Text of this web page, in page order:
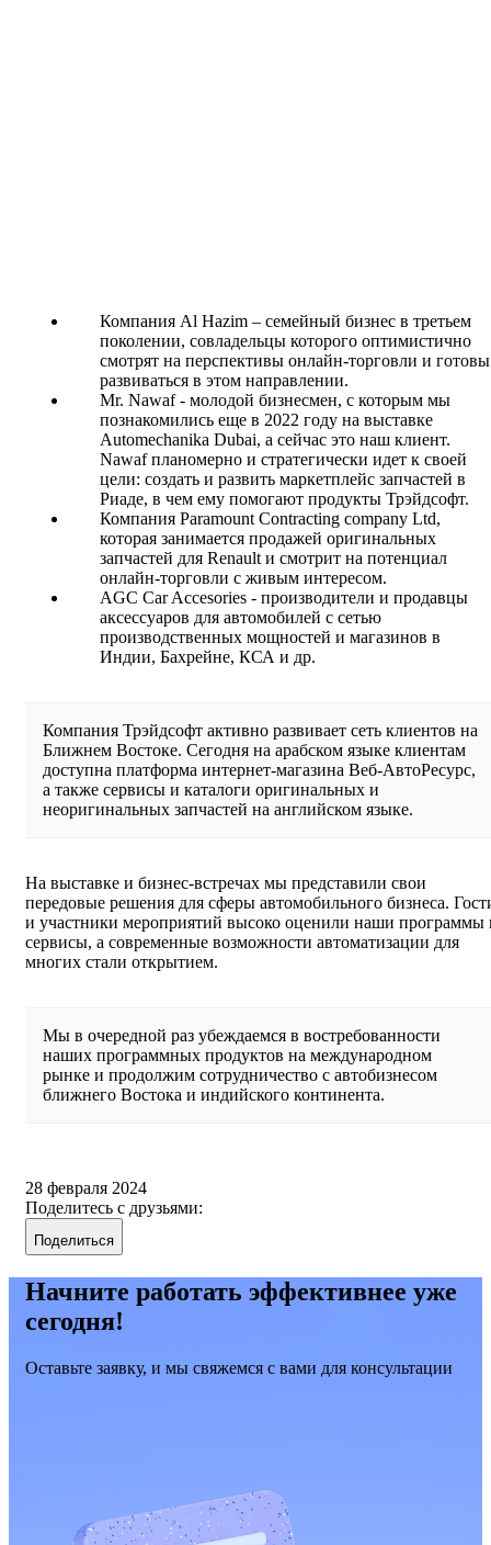
Компания Al Hazim – семейный бизнес в третьем
поколении, совладельцы которого оптимистично
смотрят на перспективы онлайн-торговли и готовы
развиваться в этом направлении.
Mr. Nawaf - молодой бизнесмен, с которым мы
познакомились еще в 2022 году на выставке
Automechanika Dubai, а сейчас это наш клиент.
Nawaf планомерно и стратегически идет к своей
цели: создать и развить маркетплейс запчастей в
Риаде, в чем ему помогают продукты Трэйдсофт.
Компания Paramount Contracting company Ltd,
которая занимается продажей оригинальных
запчастей для Renault и смотрит на потенциал
онлайн-торговли с живым интересом.
AGC Car Accesories - производители и продавцы
аксессуаров для автомобилей с сетью
производственных мощностей и магазинов в
Индии, Бахрейне, КСА и др.
Компания Трэйдсофт активно развивает сеть клиентов на
Ближнем Востоке. Сегодня на арабском языке клиентам
доступна платформа интернет-магазина Веб-АвтоРесурс,
а также сервисы и каталоги оригинальных и
неоригинальных запчастей на английском языке.
На выставке и бизнес-встречах мы представили свои
передовые решения для сферы автомобильного бизнеса.
и участники мероприятий высоко оценили наши программы
сервисы, а современные возможности автоматизации для
многих стали открытием.
Мы в очередной раз убеждаемся в востребованности
наших программных продуктов на международном
рынке и продолжим сотрудничество с автобизнесом
ближнего Востока и индийского континента.
28 февраля 2024
Поделитесь с друзьями:
Поделиться
Начните работать эффективнее уже
сегодня!
Оставьте заявку, и мы свяжемся с вами для консультации